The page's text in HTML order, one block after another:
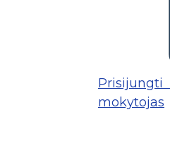
Prisijungti
mokytojas